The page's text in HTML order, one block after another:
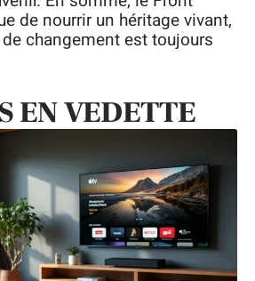
de nourrir un héritage vivant,
changement est toujours
EN VEDETTE